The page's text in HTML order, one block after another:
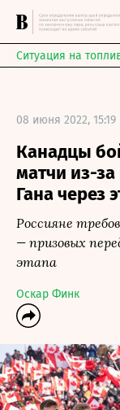
Ситуация на
08 июня 2022,
Канадцы
матчи из-
Гана через
Россияне
— призовых
этапа
Оскар Финк